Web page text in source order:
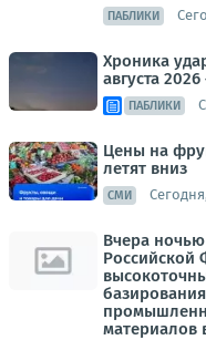
ПАБЛИКИ
Хроника
августа
ПАБЛИКИ
Цены на
летят вниз
СМИ
Вчера
Российской
материалов